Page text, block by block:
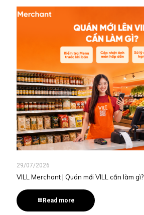
29/07/2026
VILL Merchant | Quán mới VILL cần làm gì?
Read more